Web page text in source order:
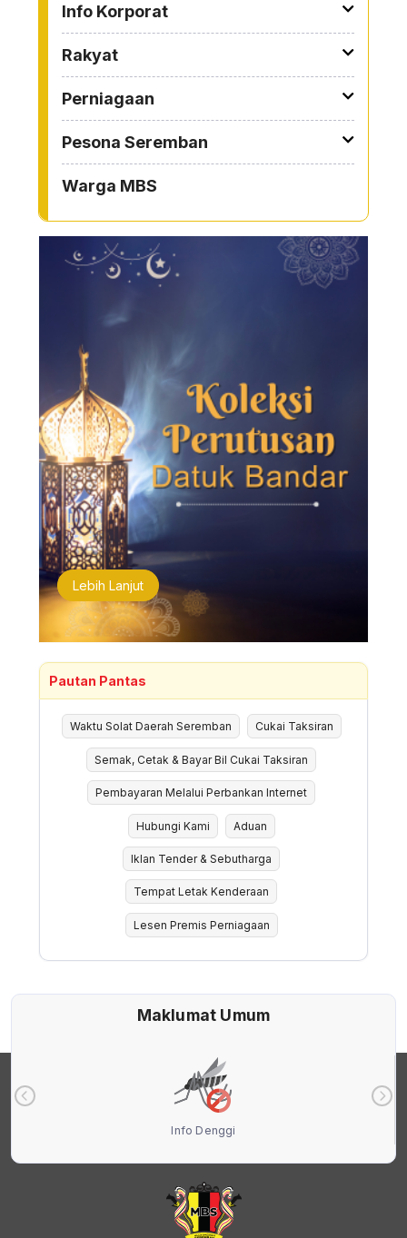
Info Korporat
Rakyat
Perniagaan
Pesona Seremban
Warga MBS
Lebih Lanjut
Pautan Pantas
Waktu Solat Daerah Seremban Cukai Taksiran
Semak, Cetak & Bayar Bil Cukai Taksiran
Pembayaran Melalui Perbankan Internet
Hubungi Kami Aduan
Iklan Tender & Sebutharga
Tempat Letak Kenderaan
Lesen Premis Perniagaan
Maklumat Umum
Info Denggi